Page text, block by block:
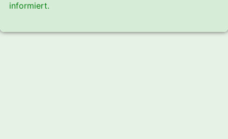
informiert.